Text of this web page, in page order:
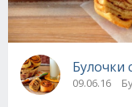
Булочки
09.06.16